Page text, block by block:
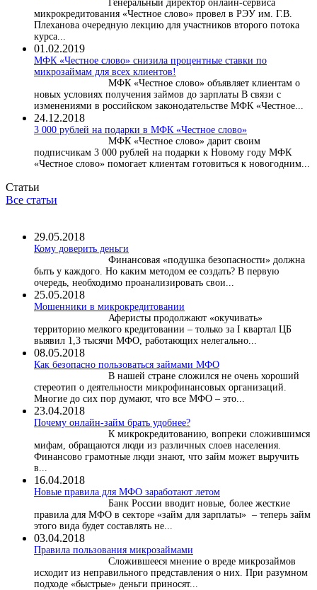
Генеральный директор онлайн-сервиса
микрокредитования «Честное слово» провел в РЭУ им. Г.В.
Плеханова очередную лекцию для участников второго потока
курса...
01.02.2019
МФК «Честное слово» снизила процентные ставки по
микрозаймам для всех клиентов!
МФК «Честное слово» объявляет клиентам о
новых условиях получения займов до зарплаты В связи с
изменениями в российском законодательстве МФК «Честное...
24.12.2018
3 000 рублей на подарки в МФК «Честное слово»
МФК «Честное слово» дарит своим
подписчикам 3 000 рублей на подарки к Новому году МФК
«Честное слово» помогает клиентам готовиться к новогодним...
Статьи
Все статьи
29.05.2018
Кому доверить деньги
Финансовая «подушка безопасности» должна
быть у каждого. Но каким методом ее создать? В первую
очередь, необходимо проанализировать свои...
25.05.2018
Мошенники в микрокредитовании
Аферисты продолжают «окучивать»
территорию мелкого кредитовании – только за I квартал ЦБ
выявил 1,3 тысячи МФО, работающих нелегально...
08.05.2018
Как безопасно пользоваться займами МФО
В нашей стране сложился не очень хороший
стереотип о деятельности микрофинансовых организаций.
Многие до сих пор думают, что все МФО – это...
23.04.2018
Почему онлайн-займ брать удобнее?
К микрокредитованию, вопреки сложившимся
мифам, обращаются люди из различных слоев населения.
Финансово грамотные люди знают, что займ может выручить
в...
16.04.2018
Новые правила для МФО заработают летом
Банк России вводит новые, более жесткие
правила для МФО в секторе «займ для зарплаты» – теперь займ
этого вида будет составлять не...
03.04.2018
​Правила пользования микрозаймами
Сложившееся мнение о вреде микрозаймов
исходит из неправильного представления о них. При разумном
подходе «быстрые» деньги приносят...